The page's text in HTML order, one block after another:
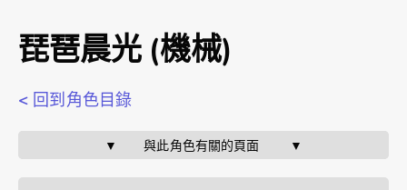
琵琶晨光 (機械)
< 回到角色目錄
▼       與此角色有關的頁面        ▼